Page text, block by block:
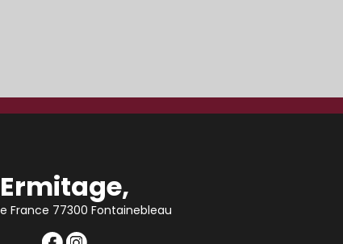
Ermitage,
France 77300 Fontainebleau